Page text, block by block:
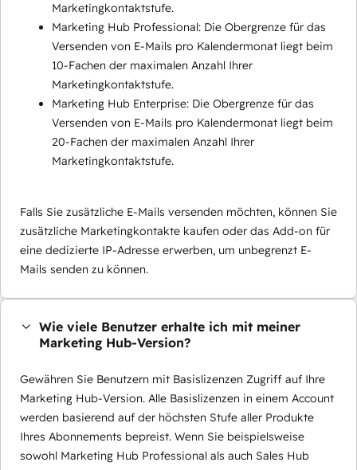
Marketingkontaktstufe.
Marketing Hub Professional: Die Obergrenze für das
Versenden von E-Mails pro Kalendermonat liegt beim
10-Fachen der maximalen Anzahl Ihrer
Marketingkontaktstufe.
Marketing Hub Enterprise: Die Obergrenze für das
Versenden von E-Mails pro Kalendermonat liegt beim
20-Fachen der maximalen Anzahl Ihrer
Marketingkontaktstufe.
Falls Sie zusätzliche E-Mails versenden möchten, können Sie
zusätzliche Marketingkontakte kaufen oder das Add-on für
eine dedizierte IP-Adresse erwerben, um unbegrenzt E-
Mails senden zu können.
Wie viele Benutzer erhalte ich mit meiner
Marketing Hub-Version?
Gewähren Sie Benutzern mit Basislizenzen Zugriff auf Ihre
Marketing Hub-Version. Alle Basislizenzen in einem Account
werden basierend auf der höchsten Stufe aller Produkte
Ihres Abonnements bepreist. Wenn Sie beispielsweise
sowohl Marketing Hub Professional als auch Sales Hub